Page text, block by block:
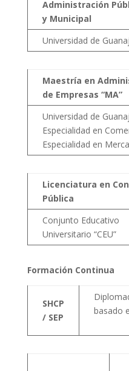
Administración
y Municipal
Universidad de
Maestría en
de Empresas “MA”
Universidad de
Especialidad en
Especialidad en
Licenciatura en
Pública
Conjunto Educativo
Universitario “CEU”
Formación Continua
SHCP
/ SEP
basado